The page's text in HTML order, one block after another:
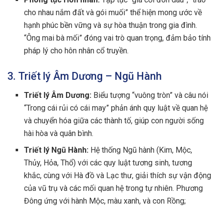
cho nhau nắm đất và gói muối” thể hiện mong ước về
hạnh phúc bền vững và sự hòa thuận trong gia đình.
“Ông mai bà mối” đóng vai trò quan trọng, đảm bảo tính
pháp lý cho hôn nhân cổ truyền.
3. Triết lý Âm Dương – Ngũ Hành
Triết lý Âm Dương: Biểu tượng “vuông tròn” và câu nói
“Trong cái rủi có cái may” phản ánh quy luật về quan hệ
và chuyển hóa giữa các thành tố, giúp con người sống
hài hòa và quân bình.
Triết lý Ngũ Hành: Hệ thống Ngũ hành (Kim, Mộc,
Thủy, Hỏa, Thổ) với các quy luật tương sinh, tương
khắc, cùng với Hà đồ và Lạc thư, giải thích sự vận động
của vũ trụ và các mối quan hệ trong tự nhiên. Phương
Đông ứng với hành Mộc, màu xanh, và con Rồng;